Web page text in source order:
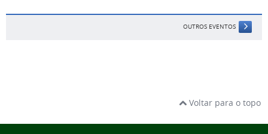
OUTROS EVENTOS
Voltar para o topo